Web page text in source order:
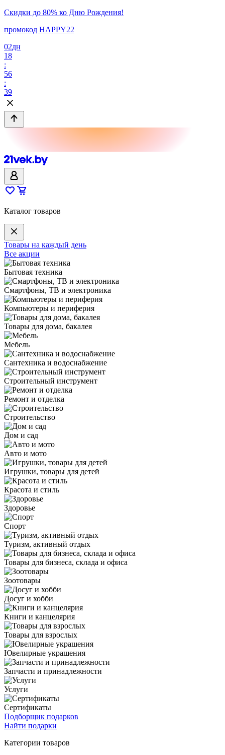
Скидки до 80% ко Дню Рождения!
промокод HAPPY22
02дн
18
:
56
:
39
Каталог товаров
Товары на каждый день
Все акции
Бытовая техника
Смартфоны, ТВ и электроника
Компьютеры и периферия
Товары для дома, бакалея
Мебель
Сантехника и водоснабжение
Строительный инструмент
Ремонт и отделка
Строительство
Дом и сад
Авто и мото
Игрушки, товары для детей
Красота и стиль
Здоровье
Спорт
Туризм, активный отдых
Товары для бизнеса, склада и офиса
Зоотовары
Досуг и хобби
Книги и канцелярия
Товары для взрослых
Ювелирные украшения
Запчасти и принадлежности
Услуги
Сертификаты
Подборщик подарков
Найти подарки
Категории товаров